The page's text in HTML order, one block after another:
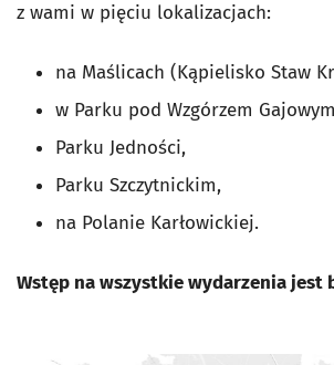
z wami w pięciu lokalizacjach:
na Maślicach (Kąpielisko Staw
w Parku pod Wzgórzem
Parku Jedności,
Parku Szczytnickim,
na Polanie Karłowickiej.
Wstęp na wszystkie wydarzenia jest